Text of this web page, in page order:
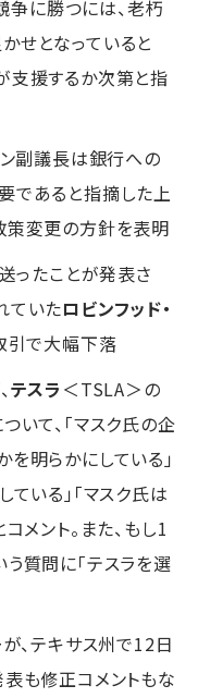
争に勝つには、老朽
せとなっていると
支援するか次第と指
副議長は銀行への
であると指摘した上
策変更の方針を表明
たことが発表さ
ていたロビンフッド・
引で大幅下落
テスラ ＜TSLA＞の
いて、「マスク氏の企
明らかにしている」
いる」「マスク氏は
メント。また、もし1
質問に「テスラを選
、テキサス州で12日
も修正コメントもな